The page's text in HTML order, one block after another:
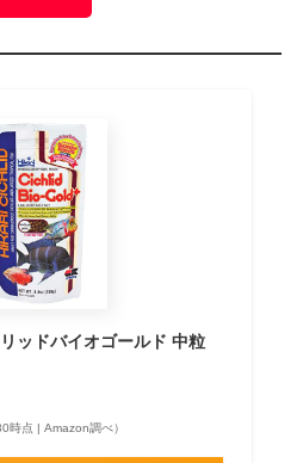
ッドバイオゴールド 中粒
時点 | Amazon調べ）